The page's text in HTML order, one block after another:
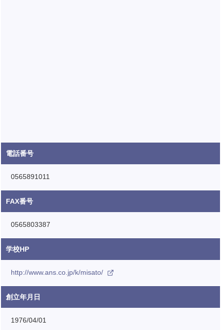
電話番号
0565891011
FAX番号
0565803387
学校HP
http://www.ans.co.jp/k/misato/
創立年月日
1976/04/01